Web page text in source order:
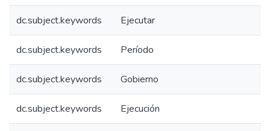
dc.subject.keywords Ejecutar
dc.subject.keywords Período
dc.subject.keywords Gobierno
dc.subject.keywords Ejecución